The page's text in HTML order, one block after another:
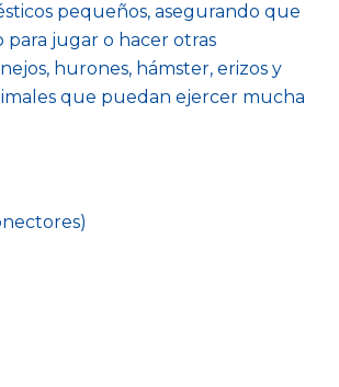
pequeños, asegurando que
jugar o hacer otras
hurones, hámster, erizos y
que puedan ejercer mucha